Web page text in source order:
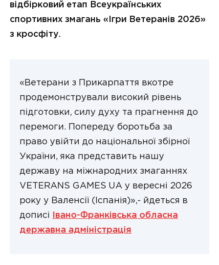
відбірковий етап Всеукраїнських
спортивних змагань «Ігри Ветеранів 2026»
з кросфіту.
«Ветерани з Прикарпаття вкотре
продемонстрували високий рівень
підготовки, силу духу та прагнення до
перемоги. Попереду боротьба за
право увійти до національної збірної
України, яка представить нашу
державу на міжнародних змаганнях
VETERANS GAMES UA у вересні 2026
року у Валенсії (Іспанія)»,- йдеться в
дописі
Івано-Франківська обласна
державна адміністрація